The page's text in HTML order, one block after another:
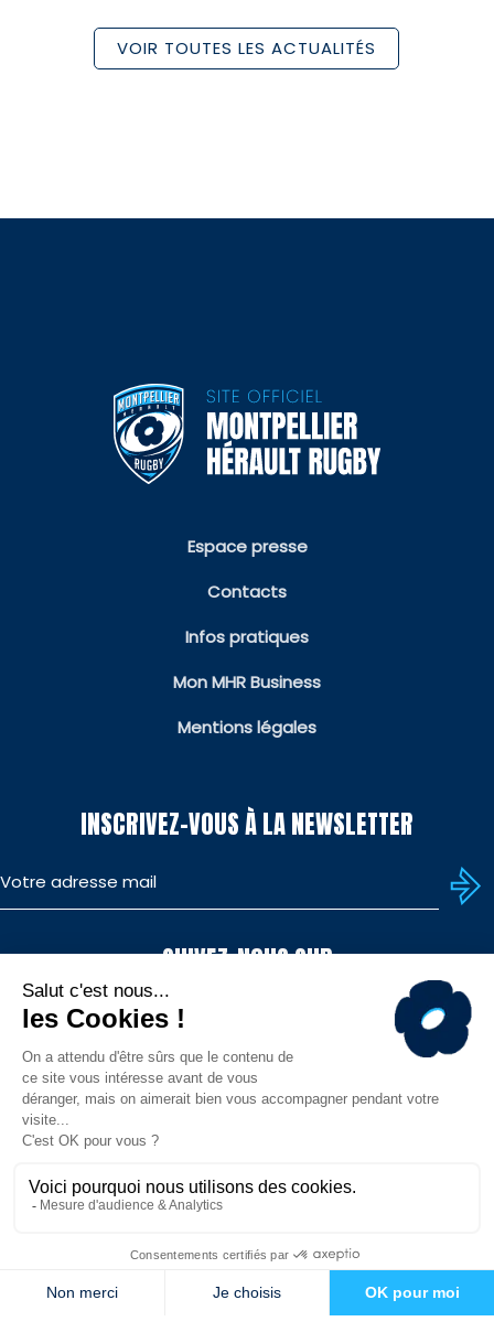
VOIR TOUTES LES ACTUALITÉS
Espace presse
Contacts
Infos pratiques
Mon MHR Business
Mentions légales
INSCRIVEZ-VOUS À LA NEWSLETTER
SUIVEZ-NOUS SUR
TÉLÉCHARGEZ L'APP
© MHR - Site officiel - Tous droits réservés